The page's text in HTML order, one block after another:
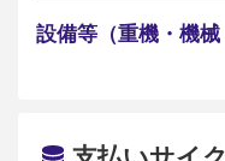
設備等（重機・機械